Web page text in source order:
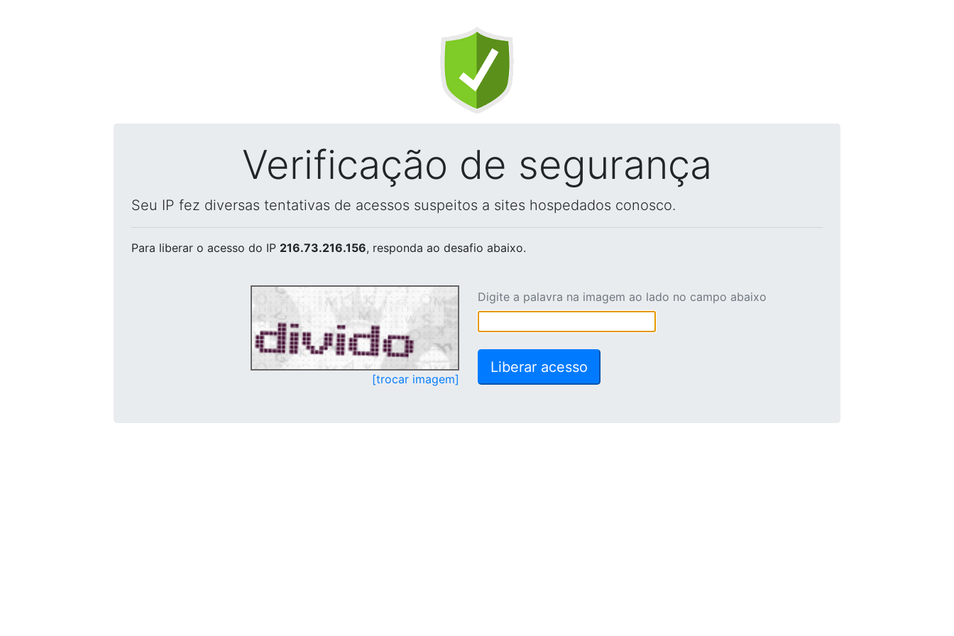
Verificação de segurança
Seu IP fez diversas tentativas de acessos suspeitos a sites hospedados conosco.
Para liberar o acesso do IP 216.73.216.156, responda ao desafio abaixo.
[trocar imagem]
Digite a palavra na imagem ao lado no campo abaixo